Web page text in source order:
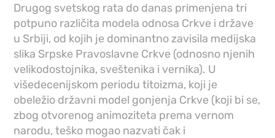
Drugog svetskog rata do danas primenjena tri
potpuno različita modela odnosa Crkve i države
u Srbiji, od kojih je dominantno zavisila medijska
slika Srpske Pravoslavne Crkve (odnosno njenih
velikodostojnika, sveštenika i vernika). U
višedecenijskom periodu titoizma, koji je
obeležio državni model gonjenja Crkve (koji bi se,
zbog otvorenog animoziteta prema vernom
narodu, teško mogao nazvati čak i